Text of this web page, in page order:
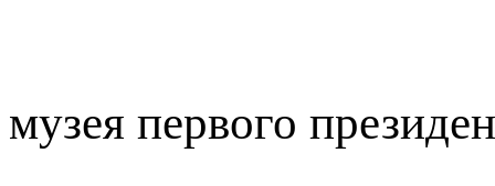
музея первого